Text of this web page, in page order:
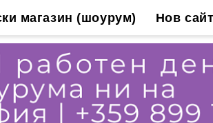
магазин (шоурум) Нов сайт